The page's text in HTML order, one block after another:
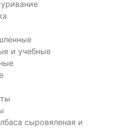
и учебные
сыровяленая и